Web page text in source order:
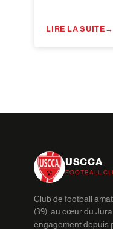
LIRE LA SUITE
USCCA
FOOTBALL
Club de football
(39), au cœur du
engagement depuis